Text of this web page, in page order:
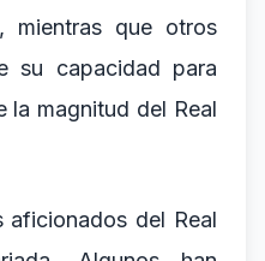
mientras que otros
su capacidad para
la magnitud del Real
aficionados del Real